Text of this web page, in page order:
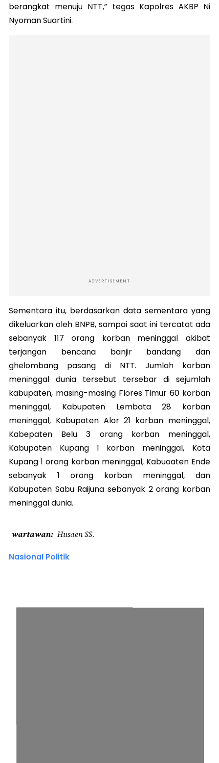
berangkat menuju NTT,” tegas Kapolres AKBP Ni
Nyoman Suartini.
ADVERTISEMENT
Sementara itu, berdasarkan data sementara yang
dikeluarkan oleh BNPB, sampai saat ini tercatat ada
sebanyak 117 orang korban meninggal akibat
terjangan bencana banjir bandang dan
ghelombang pasang di NTT. Jumlah korban
meninggal dunia tersebut tersebar di sejumlah
kabupaten, masing-masing Flores Timur 60 korban
meninggal, Kabupaten Lembata 28 korban
meninggal, Kabupaten Alor 21 korban meninggal,
Kabepaten Belu 3 orang korban meninggal,
Kabupaten Kupang 1 korban meninggal, Kota
Kupang 1 orang korban meninggal, Kabuoaten Ende
sebanyak 1 orang korban meninggal, dan
Kabupaten Sabu Raijuna sebanyak 2 orang korban
meninggal dunia.
wartawan Husaen SS.
Nasional Politik